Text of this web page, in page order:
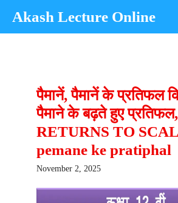
Akash Lecture Online
पैमानें, पैमानें के प्रतिफल कि
पैमाने के बढ़ते हुए प्रतिफल,
RETURNS TO
pemane ke pratiphal
November 2, 2025